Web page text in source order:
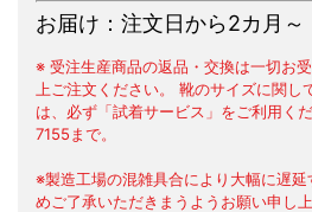
お届け：注文日から2カ月～
※ 受注生産商品の返品・交換は一切お
上ご注文ください。 靴のサイズに関し
は、必ず「試着サービス」をご利用く
7155まで。
※製造工場の混雑具合により大幅に遅
めご了承いただきまうようお願い申し上